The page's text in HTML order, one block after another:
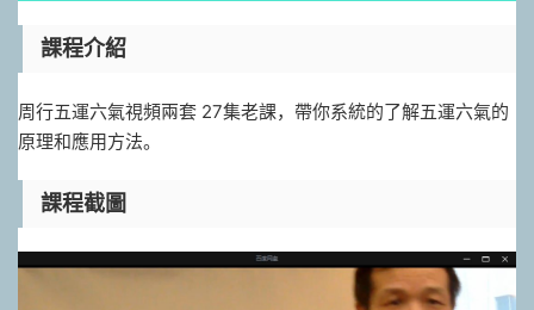
課程介紹
周行五運六氣視頻兩套 27集老課，帶你系統的了解五運六氣的
原理和應用方法。
課程截圖